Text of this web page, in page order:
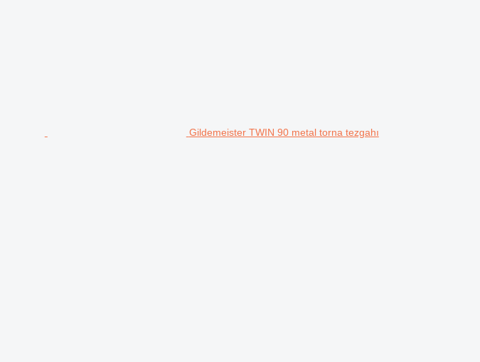
Gildemeister TWIN 90 metal torna tezgahı